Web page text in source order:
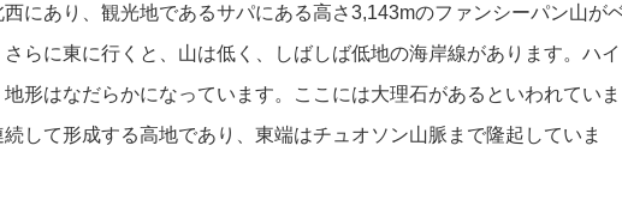
にあり、観光地であるサパにある高さ3,143mのファンシーパン山が
さらに東に行くと、山は低く、しばしば低地の海岸線があります。ハイ
形はなだらかになっています。ここには大理石があるといわれていま
して形成する高地であり、東端はチュオソン山脈まで隆起していま